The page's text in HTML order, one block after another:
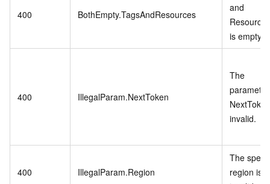
400 BothEmpty.TagsAndResources
and
is empty.
400 IllegalParam.NextToken
The
parameter
invalid.
400 IllegalParam.Region
The
region is